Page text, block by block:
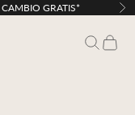
CAMBIO GRATIS*
Buscar
Cesta